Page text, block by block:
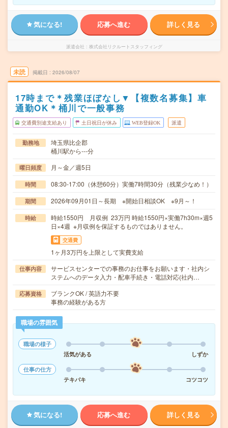
気になる! 応募へ進む 詳しく見る
派遣会社 株式会社リクルートスタッフィング
未読 掲載日 2026/08/07
17時まで＊残業ほぼなし▼【複数名募集】車
通勤OK＊桶川で一般事務
交通費別途支給あり 土日祝日が休み WEB登録OK 派遣
勤務地
埼玉県比企郡
桶川駅から---分
曜日頻度 月～金／週5日
時間 08:30-17:00（休憩60分）実働7時間30分（残業少なめ！）
期間 2026年09月01日～長期 ※開始日相談OK ※9月～！
時給
時給1550円 月収例 23万円 時給1550円×実働7h30m×週5
日×4週 ※月収例を保証するものではありません。
交通費
1ヶ月3万円を上限として実費支給
仕事内容
サービスセンターでの事務のお仕事をお願います・社内シ
ステムへのデータ入力・配車手続き・電話対応(社内…
応募資格
ブランクOK / 英語力不要
事務の経験がある方
職場の雰囲気
職場の様子
活気がある
しずか
仕事の仕方
テキパキ
コツコツ
気になる! 応募へ進む 詳しく見る